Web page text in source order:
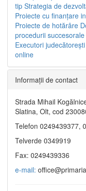
tip Strategia de
Proiecte cu finanţare
Proiecte de hotărâre
procedurii
Executori judecătorești
online
Informaţii de contact
Strada Mihail
Slatina, Olt, cod
Telefon 0249439377,
Telverde 0349919
Fax: 0249439336
e-mail: